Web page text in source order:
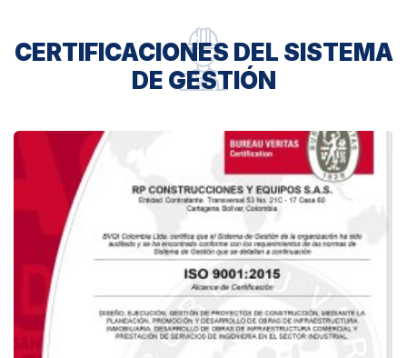
CERTIFICACIONES DEL SISTEMA
DE GESTIÓN